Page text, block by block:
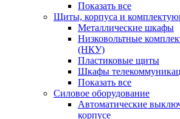
Показать все
Щиты, корпуса и
Металлические шкафы
Низковольтные
(НКУ)
Пластиковые щиты
Шкафы
Показать все
Силовое оборудование
Автоматические
корпусе